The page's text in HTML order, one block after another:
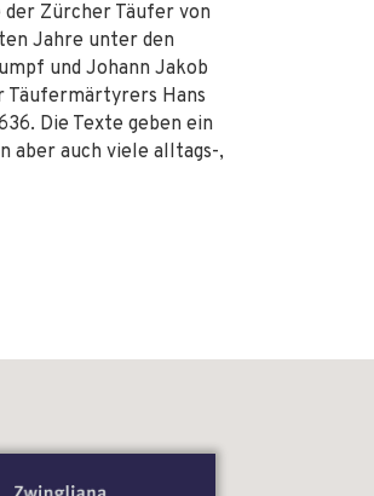
Zürcher Täufer von
Jahre unter den
und Johann Jakob
Täufermärtyrers Hans
Die Texte geben ein
aber auch viele alltags-,